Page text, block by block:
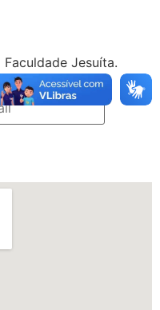
Jesuíta.